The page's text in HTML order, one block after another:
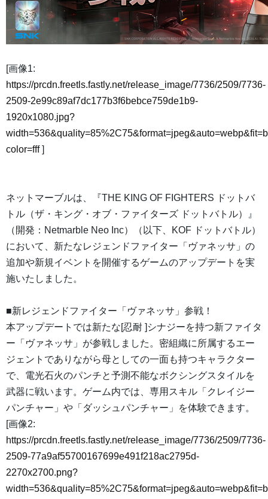
[画像1:
https://prcdn.freetls.fastly.net/release_image/7736/2509/7736-
2509-2e99c89af7dc177b3f6bebce759de1b9-
1920x1080.jpg?
color=fff]
ネットマーブルは、『THE KING OF FIGHTERS ドットバ
トル（ザ・キング・オブ・ファイターズ ドットバトル）』
（開発：Netmarble Neo Inc）（以下、KOF ドットバトル）
において、新たなレジェンドファイター「ヴァネッサ」の
追加や新規イベントを開催するゲームのアップデートを実
施いたしました。
■新レジェンドファイター「ヴァネッサ」参戦！
本アップデートでは新たな[忍耐 ]シナジーを持つ新ファイタ
ー「ヴァネッサ」が参戦しました。密組織に所属するエー
ジェントでありながら母としての一面も持つキャラクター
で、電光石火のパンチと予測不能なボクシングスタイルを
武器に戦います。ゲーム内では、専用スキル「クレイジー
パンチャー」や「ダッシュパンチャー」を体験できます。
[画像2:
https://prcdn.freetls.fastly.net/release_image/7736/2509/7736-
2509-77a9af55700167699e491f218ac2795d-
2270x2700.png?